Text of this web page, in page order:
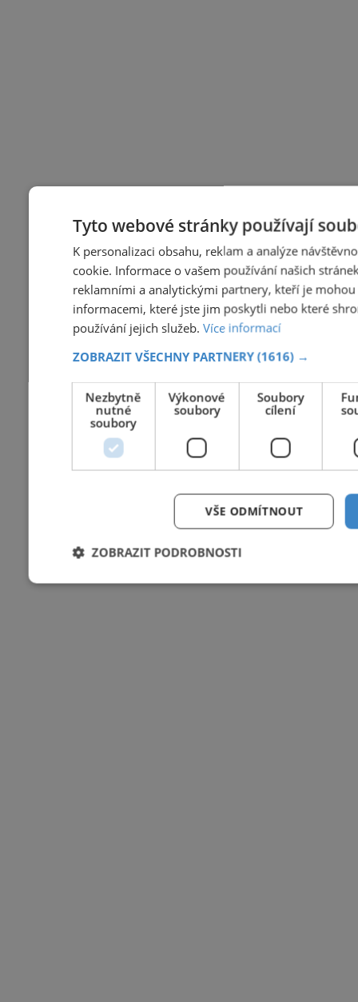
Tyto webové stránky používají
K personalizaci obsahu, reklam a analýze
cookie. Informace o vašem používání našich
reklamními a analytickými partnery, kteří je
informacemi, které jste jim poskytli nebo které
používání jejich služeb. Více informací
ZOBRAZIT VŠECHNY PARTNERY (1616) →
Nezbytně
nutné
soubory
Výkonové
soubory
Soubory
cílení
VŠE ODMÍTNOUT
ZOBRAZIT PODROBNOSTI